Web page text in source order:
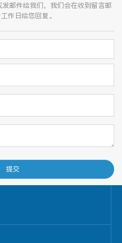
邮件给我们，我们会在收到留言邮
作日给您回复。
提交